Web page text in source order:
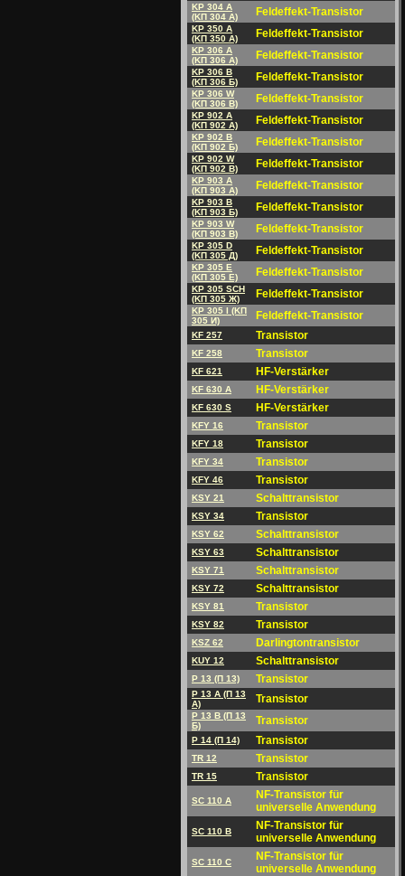
KP 304 A
(KП 304 A)
Feldeffekt-Transistor
KP 350 A
(KП 350 A)
Feldeffekt-Transistor
KP 306 A
(KП 306 A)
Feldeffekt-Transistor
KP 306 B
(KП 306 Б)
Feldeffekt-Transistor
KP 306 W
(KП 306 B)
Feldeffekt-Transistor
KP 902 A
(KП 902 A)
Feldeffekt-Transistor
KP 902 B
(KП 902 Б)
Feldeffekt-Transistor
KP 902 W
(KП 902 B)
Feldeffekt-Transistor
KP 903 A
(KП 903 A)
Feldeffekt-Transistor
KP 903 B
(KП 903 Б)
Feldeffekt-Transistor
KP 903 W
(KП 903 B)
Feldeffekt-Transistor
KP 305 D
(KП 305 Д)
Feldeffekt-Transistor
KP 305 E
(KП 305 E)
Feldeffekt-Transistor
KP 305 SCH
(KП 305 Ж)
Feldeffekt-Transistor
KP 305 I (KП
305 И)
Feldeffekt-Transistor
KF 257 Transistor
KF 258 Transistor
KF 621 HF-Verstärker
KF 630 A HF-Verstärker
KF 630 S HF-Verstärker
KFY 16 Transistor
KFY 18 Transistor
KFY 34 Transistor
KFY 46 Transistor
KSY 21 Schalttransistor
KSY 34 Transistor
KSY 62 Schalttransistor
KSY 63 Schalttransistor
KSY 71 Schalttransistor
KSY 72 Schalttransistor
KSY 81 Transistor
KSY 82 Transistor
KSZ 62 Darlingtontransistor
KUY 12 Schalttransistor
P 13 (П 13) Transistor
P 13 A (П 13
A)
Transistor
P 13 B (П 13
Б)
Transistor
P 14 (П 14) Transistor
TR 12 Transistor
TR 15 Transistor
SC 110 A
NF-Transistor für
universelle Anwendung
SC 110 B
NF-Transistor für
universelle Anwendung
SC 110 C
NF-Transistor für
universelle Anwendung